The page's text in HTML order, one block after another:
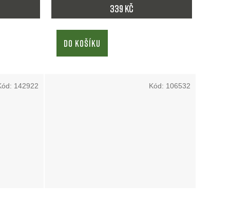
339 Kč
DO KOŠÍKU
142922 Kód: 106532